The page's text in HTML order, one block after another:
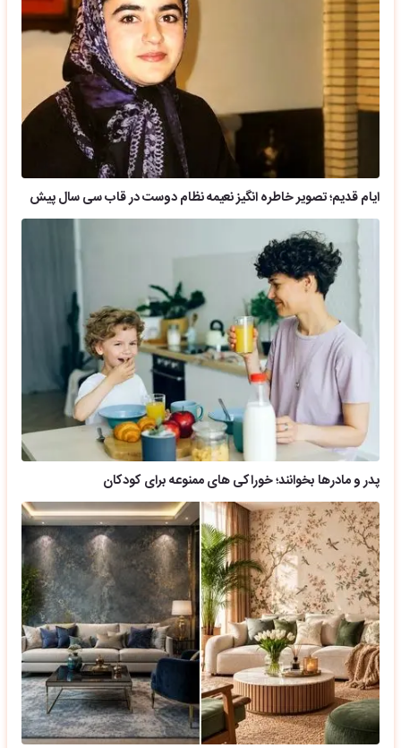
ایام قدیم؛ تصویر خاطره انگیز نعیمه نظام دوست در قاب سی سال پیش
پدر و مادرها بخوانند؛ خوراکی های ممنوعه برای کودکان